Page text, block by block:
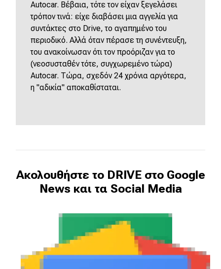
Autocar. Βέβαια, τότε τον είχαν ξεγελάσει
τρόπον τινά: είχε διαβάσει μια αγγελία για
συντάκτες στο Drive, το αγαπημένο του
περιοδικό. Αλλά όταν πέρασε τη συνέντευξη,
του ανακοίνωσαν ότι τον προόριζαν για το
(νεοσυσταθέν τότε, συγχωρεμένο τώρα)
Autocar. Τώρα, σχεδόν 24 χρόνια αργότερα,
η "αδικία" αποκαθίσταται.
Ακολουθήστε το DRIVE στο Google
News και τα Social Media